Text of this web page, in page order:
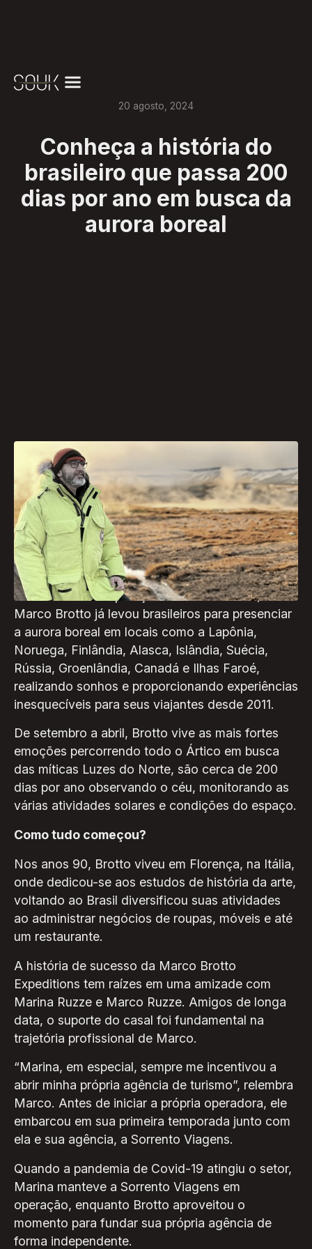
20 agosto 2024
Conheça a história do
brasileiro que passa 200
dias por ano em busca da
aurora boreal
Para o Caçador de Aurora Boreal, trabalhar
viajando é um sonho que se tornou realidade.
Marco Brotto se prepara para embarcar em sua
150ª expedição com destino à Islândia, marcada
para o início de setembro.
Em 13 anos de expedições bem sucedidas,
Marco Brotto já levou brasileiros para presenciar
a aurora boreal em locais como a Lapônia,
Noruega, Finlândia, Alasca, Islândia, Suécia,
Rússia, Groenlândia, Canadá e Ilhas Faroé,
realizando sonhos e proporcionando experiências
inesquecíveis para seus viajantes desde 2011.
De setembro a abril, Brotto vive as mais fortes
emoções percorrendo todo o Ártico em busca
das míticas Luzes do Norte, são cerca de 200
dias por ano observando o céu, monitorando as
várias atividades solares e condições do espaço.
Como tudo começou?
Nos anos 90, Brotto viveu em Florença, na Itália,
onde dedicou-se aos estudos de história da arte,
voltando ao Brasil diversificou suas atividades
ao administrar negócios de roupas, móveis e até
um restaurante.
A história de sucesso da Marco Brotto
Expeditions tem raízes em uma amizade com
Marina Ruzze e Marco Ruzze. Amigos de longa
data, o suporte do casal foi fundamental na
trajetória profissional de Marco.
“Marina, em especial, sempre me incentivou a
abrir minha própria agência de turismo”, relembra
Marco. Antes de iniciar a própria operadora, ele
embarcou em sua primeira temporada junto com
ela e sua agência, a Sorrento Viagens.
Quando a pandemia de Covid-19 atingiu o setor,
Marina manteve a Sorrento Viagens em
operação, enquanto Brotto aproveitou o
momento para fundar sua própria agência de
forma independente.